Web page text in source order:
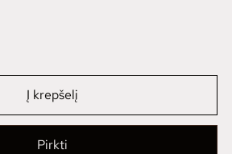
Į krepšelį
Pirkti